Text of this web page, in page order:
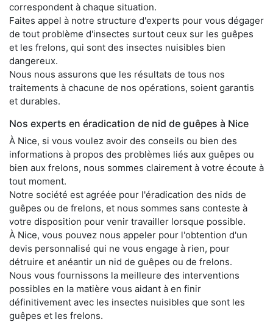
correspondent à chaque situation.
Faites appel à notre structure d'experts pour vous dégager
de tout problème d'insectes surtout ceux sur les guêpes
et les frelons, qui sont des insectes nuisibles bien
dangereux.
Nous nous assurons que les résultats de tous nos
traitements à chacune de nos opérations, soient garantis
et durables.
Nos experts en éradication de nid de guêpes à Nice
À Nice, si vous voulez avoir des conseils ou bien des
informations à propos des problèmes liés aux guêpes ou
bien aux frelons, nous sommes clairement à votre écoute à
tout moment.
Notre société est agréée pour l'éradication des nids de
guêpes ou de frelons, et nous sommes sans conteste à
votre disposition pour venir travailler lorsque possible.
À Nice, vous pouvez nous appeler pour l'obtention d'un
devis personnalisé qui ne vous engage à rien, pour
détruire et anéantir un nid de guêpes ou de frelons.
Nous vous fournissons la meilleure des interventions
possibles en la matière vous aidant à en finir
définitivement avec les insectes nuisibles que sont les
guêpes et les frelons.